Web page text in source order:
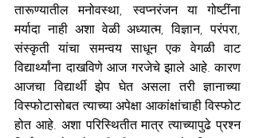
तारूण्यातील मनोवस्था, स्वप्नरंजन या गोष्टींना
मर्यादा नाही अशा वेळी अध्यात्म, विज्ञान, परंपरा,
संस्कृती यांचा समन्वय साधून एक वेगळी वाट
विद्यार्थ्यांना दाखविणे आज गरजेचे झाले आहे. कारण
आजचा विद्यार्थी झेप घेत असला तरी ज्ञानाच्या
विस्फोटासोबत त्याच्या अपेक्षा आकांक्षांचाही विस्फोट
होत आहे. अशा परिस्थितीत मात्र त्याच्यापुढे प्रश्न